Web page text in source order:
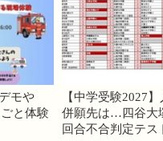
モや
と体験
【中学受験2027
併願先は…四谷大
回合不合判定テス